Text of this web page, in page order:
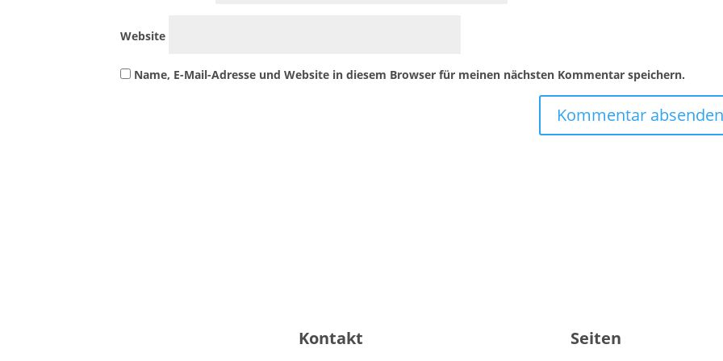
Website
Name, E-Mail-Adresse und Website in diesem Browser für meinen nächsten Kommentar speichern.
Kontakt Seiten